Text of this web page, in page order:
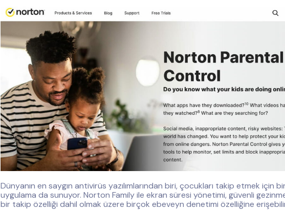
Dünyanın en saygın antivirüs yazılımlarından biri, çocukları takip etmek için
uygulama da sunuyor. Norton Family ile ekran süresi yönetimi, güvenli
bir takip özelliği dahil olmak üzere birçok ebeveyn denetimi özelliğine